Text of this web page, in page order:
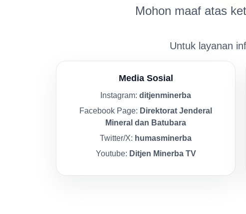
Mohon maaf atas
Untuk layanan
Media Sosial
Instagram: ditjenminerba
Facebook Page: Direktorat Jenderal
Mineral dan Batubara
Twitter/X: humasminerba
Youtube: Ditjen Minerba TV